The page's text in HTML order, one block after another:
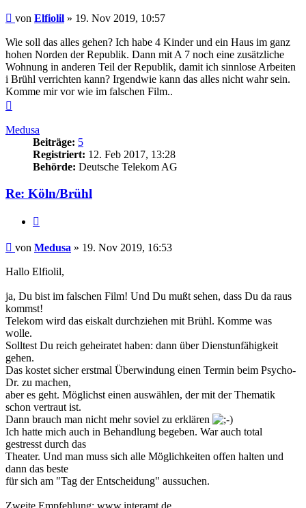
Beitrag
von Elfiolil » 19. Nov 2019, 10:57
Wie soll das alles gehen? Ich habe 4 Kinder und ein Haus im ganz
hohen Norden der Republik. Dann mit A 7 noch eine zusätzliche
Wohnung in anderen Teil der Republik, damit ich sinnlose Arbeiten
i Brühl verrichten kann? Irgendwie kann das alles nicht wahr sein.
Komme mir vor wie im falschen Film..
Medusa
Beiträge: 5
Registriert: 12. Feb 2017, 13:28
Behörde: Deutsche Telekom AG
Re: Köln/Brühl
Beitrag
von Medusa » 19. Nov 2019, 16:53
Hallo Elfiolil,
ja, Du bist im falschen Film! Und Du mußt sehen, dass Du da raus
kommst!
Telekom wird das eiskalt durchziehen mit Brühl. Komme was
wolle.
Solltest Du reich geheiratet haben: dann über Dienstunfähigkeit
gehen.
Das kostet sicher erstmal Überwindung einen Termin beim Psycho-
Dr. zu machen,
aber es geht. Möglichst einen auswählen, der mit der Thematik
schon vertraut ist.
Dann brauch man nicht mehr soviel zu erklären
Ich hatte mich auch in Behandlung begeben. War auch total
gestresst durch das
Theater. Und man muss sich alle Möglichkeiten offen halten und
dann das beste
für sich am "Tag der Entscheidung" aussuchen.